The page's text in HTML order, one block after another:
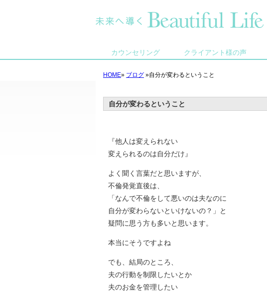
カウンセリング クライアント様の声
HOME» ブログ »自分が変わるということ
自分が変わるということ
『他人は変えられない
変えられるのは自分だけ』
よく聞く言葉だと思いますが、
不倫発覚直後は、
「なんで不倫をして悪いのは夫なのに
自分が変わらないといけないの？」と
疑問に思う方も多いと思います。
本当にそうですよね
でも、結局のところ、
夫の行動を制限したいとか
夫のお金を管理したい